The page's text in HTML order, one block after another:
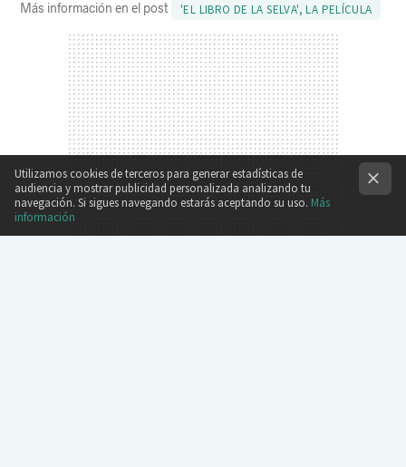
Más información en el post 'EL LIBRO DE LA SELVA', LA PELÍCULA
Utilizamos cookies de terceros para generar estadísticas de
audiencia y mostrar publicidad personalizada analizando tu
navegación. Si sigues navegando estarás aceptando su uso. Más
información